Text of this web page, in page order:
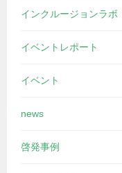
インクルージョンラボ
イベントレポート
イベント
news
啓発事例